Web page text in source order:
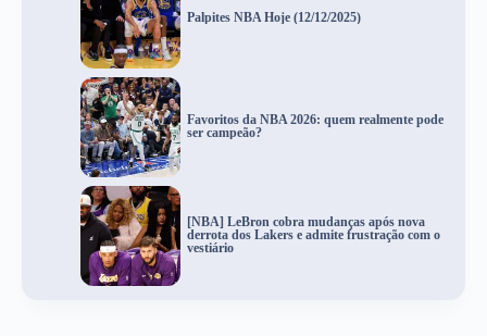
Palpites NBA Hoje (12/12/2025)
Favoritos da NBA 2026: quem realmente pode
ser campeão?
[NBA] LeBron cobra mudanças após nova
derrota dos Lakers e admite frustração com o
vestiário